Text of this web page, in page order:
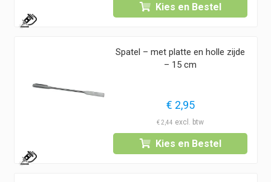
1
Kies en Bestel
1
Spatel – met platte en holle zijde
– 15 cm
€ 2,95
€2,44
Kies en Bestel